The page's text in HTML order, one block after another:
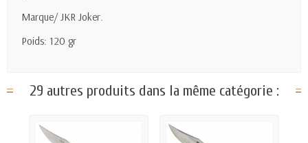
Marque/ JKR Joker.
Poids: 120 gr
29 autres produits dans la même catégorie :